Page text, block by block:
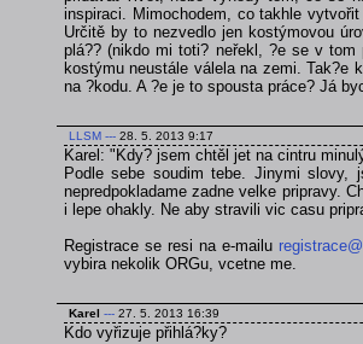
inspiraci. Mimochodem, co takhle
Určitě by to nezvedlo jen kostýmovou
plá?? (nikdo mi toti? neřekl, ?e se v
kostýmu neustále válela na zemi. Tak?e
na ?kodu. A ?e je to spousta práce? Já
LLSM --- 28. 5. 2013 9:17
Karel: "Kdy? jsem chtěl jet na cintru
Podle sebe soudim tebe. Jinymi
nepredpokladame zadne velke pripravy.
i lepe ohakly. Ne aby stravili vic casu
Registrace se resi na e-mailu
vybira nekolik ORGu, vcetne me.
Karel --- 27. 5. 2013 16:39
Kdo vyřizuje přihlá?ky?